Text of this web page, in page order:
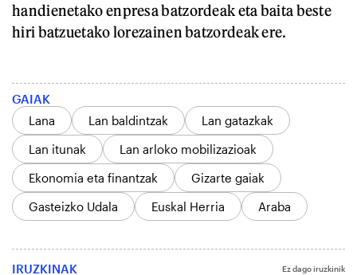
handienetako enpresa batzordeak eta baita beste
hiri batzuetako lorezainen batzordeak ere.
GAIAK
Lana
Lan baldintzak
Lan gatazkak
Lan itunak
Lan arloko mobilizazioak
Ekonomia eta finantzak
Gizarte gaiak
Gasteizko Udala
Euskal Herria Araba
IRUZKINAK Ez dago iruzkinik